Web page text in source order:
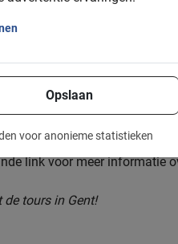
Opslaan
voor anonieme statistieken
in Gent
bruisende stad op de
link voor meer informatie
tours in Gent!